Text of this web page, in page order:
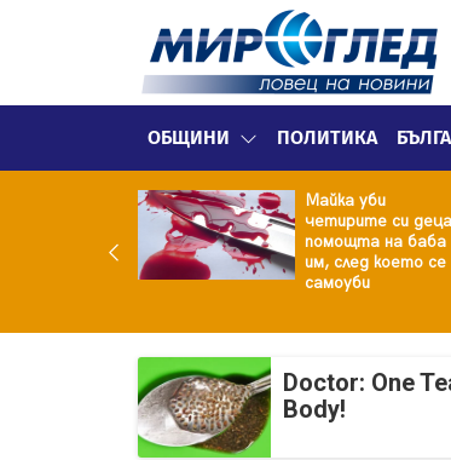
ОБЩИНИ ПОЛИТИКА
Съдия нареди: До
90 часа месечно
във фейсбук и
инстаграм за
непълнолетни
Doctor: One
Body!